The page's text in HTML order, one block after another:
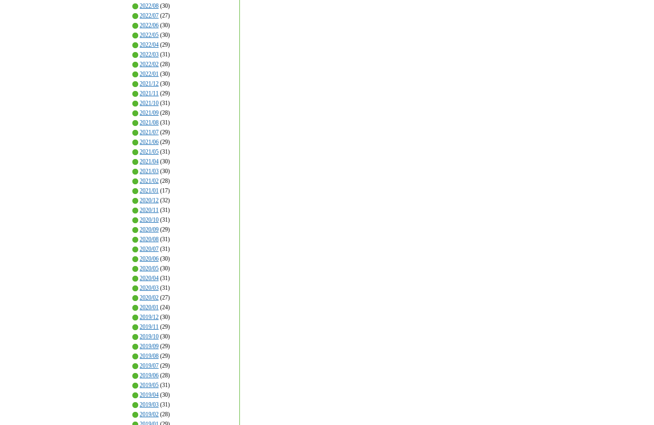
2022/08 (30)
2022/07 (27)
2022/06 (30)
2022/05 (30)
2022/04 (29)
2022/03 (31)
2022/02 (28)
2022/01 (30)
2021/12 (30)
2021/11 (29)
2021/10 (31)
2021/09 (28)
2021/08 (31)
2021/07 (29)
2021/06 (29)
2021/05 (31)
2021/04 (30)
2021/03 (30)
2021/02 (28)
2021/01 (17)
2020/12 (32)
2020/11 (31)
2020/10 (31)
2020/09 (29)
2020/08 (31)
2020/07 (31)
2020/06 (30)
2020/05 (30)
2020/04 (31)
2020/03 (31)
2020/02 (27)
2020/01 (24)
2019/12 (30)
2019/11 (29)
2019/10 (30)
2019/09 (29)
2019/08 (29)
2019/07 (29)
2019/06 (28)
2019/05 (31)
2019/04 (30)
2019/03 (31)
2019/02 (28)